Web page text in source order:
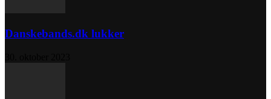
Danskebands.dk lukker